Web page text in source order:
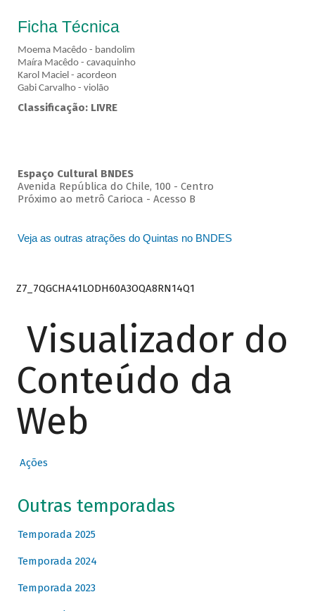
Ficha Técnica
Moema Macêdo - bandolim
Maíra Macêdo - cavaquinho
Karol Maciel - acordeon
Gabi Carvalho - violão
Classificação: LIVRE
Espaço Cultural BNDES
Avenida República do Chile, 100 - Centro
Próximo ao metrô Carioca - Acesso B
Veja as outras atrações do Quintas no BNDES
Z7_7QGCHA41LODH60A3OQA8RN14Q1
Visualizador do
Conteúdo da
Web
Ações
Outras temporadas
Temporada 2025
Temporada 2024
Temporada 2023